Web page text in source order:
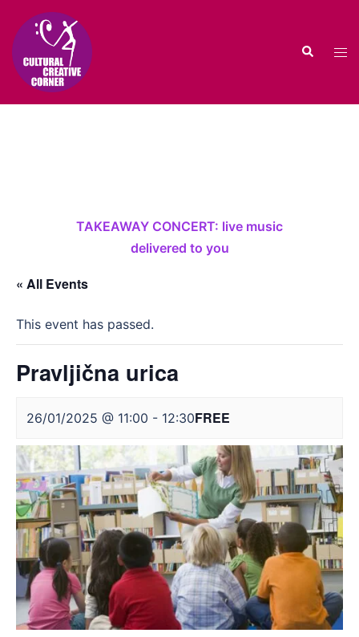
content
Search
TAKEAWAY CONCERT: live music
delivered to you
« All Events
This event has passed.
Pravljična urica
26/01/2025 @ 11:00 - 12:30FREE